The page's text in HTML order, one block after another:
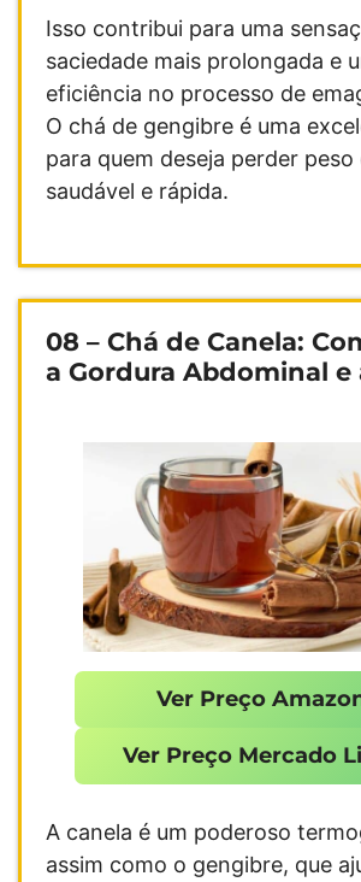
Isso contribui para uma
saciedade mais prolongada e
eficiência no processo de
O chá de gengibre é uma
para quem deseja perder peso
saudável e rápida.
08 – Chá de Canela:
a Gordura Abdominal e
Ver Preço
Ver Preço Mercado
A canela é um poderoso
assim como o gengibre, que